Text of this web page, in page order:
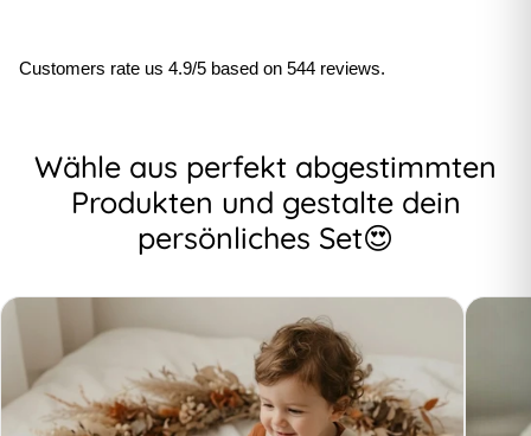
Customers rate us 4.9/5 based on 544 reviews.
Wähle aus perfekt abgestimmten
Produkten und gestalte dein
persönliches Set😍